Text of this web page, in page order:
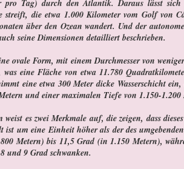
pro Tag) durch den Atlantik. Daraus lässt
streift, die etwa 1.000 Kilometer vom Golf von
über den Ozean wandert. Und der
seine Dimensionen detailliert beschrieben.
ovale Form, mit einem Durchmesser von
was eine Fläche von etwa 11.780
eine etwa 300 Meter dicke Wasserschicht
und einer maximalen Tiefe von 1.150-1.200
weist es zwei Merkmale auf, die zeigen, dass
ist um eine Einheit höher als der des
Metern) bis 11,5 Grad (in 1.150 Metern),
und 9 Grad schwanken.